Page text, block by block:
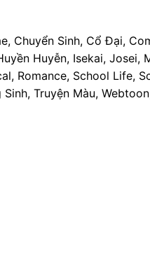
Chuyển Sinh, Cổ Đại,
Huyễn, Isekai, Josei,
Romance, School Life,
Truyện Màu,